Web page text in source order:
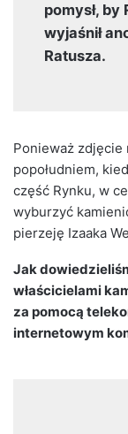
pomysł,
wyjaśnił
Ratusza.
Ponieważ zdjęcie
popołudniem,
część Rynku, w
wyburzyć
pierzeję Izaaka
Jak
właścicielami
za pomocą
internetowym